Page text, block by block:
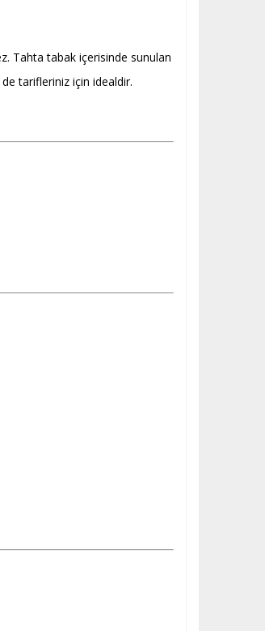
Tahta tabak içerisinde sunulan
tarifleriniz için idealdir.